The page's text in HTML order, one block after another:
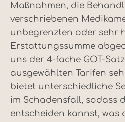
Maßnahmen, die
verschriebenen
unbegrenzten oder sehr
Erstattungssumme
uns der 4-fache GOT-
ausgewählten Tarifen
bietet unterschiedliche
im Schadensfall, sodass
entscheiden kannst, was